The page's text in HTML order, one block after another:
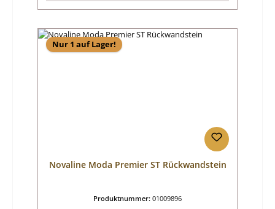
Nur 1 auf Lager!
Novaline Moda Premier ST Rückwandstein
Produktnummer: 01009896